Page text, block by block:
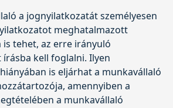
a jognyilatkozatát személyesen
meghatalmazott
tehet, az erre irányuló
kell foglalni. Ilyen
is eljárhat a munkavállaló
amennyiben a
a munkavállaló